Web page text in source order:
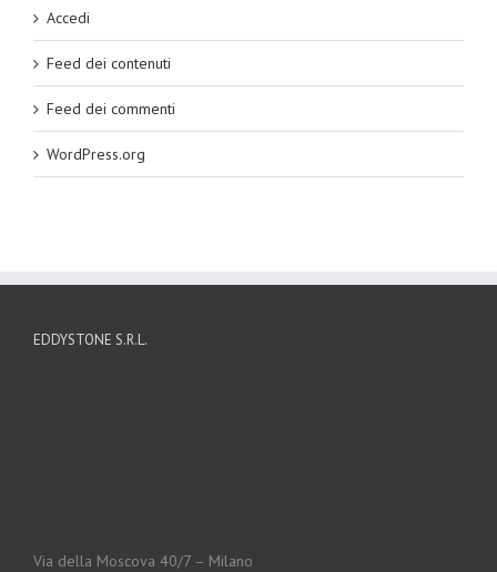
Accedi
Feed dei contenuti
Feed dei commenti
WordPress.org
EDDYSTONE S.R.L.
Via della Moscova 40/7 – Milano